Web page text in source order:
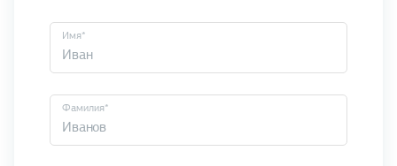
Имя*
Фамилия*